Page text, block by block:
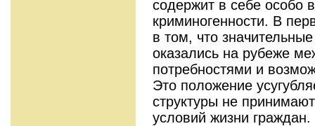
содержит в себе особо
криминогенности. В
в том, что
оказались на рубеже
потребностями и
Это положение
структуры не
условий жизни граждан.